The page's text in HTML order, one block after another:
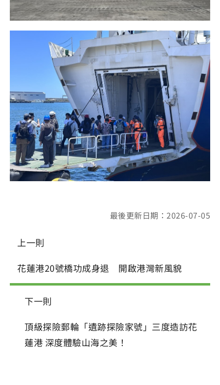
最後更新日期：2026-07-05
上一則
花蓮港20號橋功成身退 開啟港灣新風貌
下一則
頂級探險郵輪「遺跡探險家號」三度造訪花
蓮港 深度體驗山海之美！